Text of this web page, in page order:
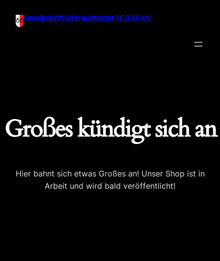
Gesellschaft Schmiechataler T.F.G. 66 e.V.
Großes kündigt sich an
Hier bahnt sich etwas Großes an! Unser Shop ist in
Arbeit und wird bald veröffentlicht!